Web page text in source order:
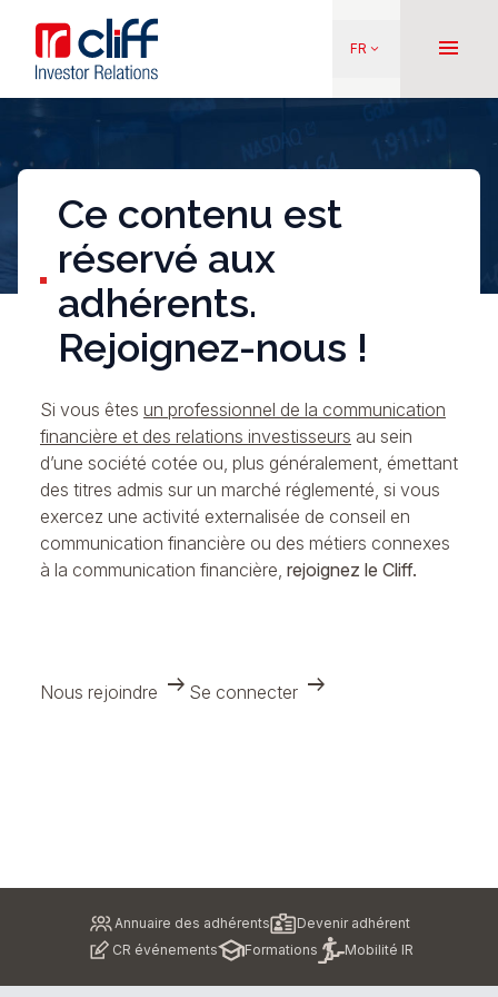
contenu
principal
Aller directement au contenu
FR keyboard_arrow_down menu
Ce contenu est
réservé aux
adhérents.
Rejoignez-nous !
Si vous êtes un professionnel de la communication
financière et des relations investisseurs au sein
d’une société cotée ou, plus généralement, émettant
des titres admis sur un marché réglementé, si vous
exercez une activité externalisée de conseil en
communication financière ou des métiers connexes
à la communication financière, rejoignez le Cliff.
Nous rejoindre arrow_right_alt Se connecter arrow_right_alt
Annuaire des adhérents
Devenir adhérent
CR événements
Formations Mobilité IR